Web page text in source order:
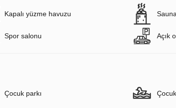
Kapalı yüzme havuzu Sauna
Spor salonu Açık
Çocuk parkı